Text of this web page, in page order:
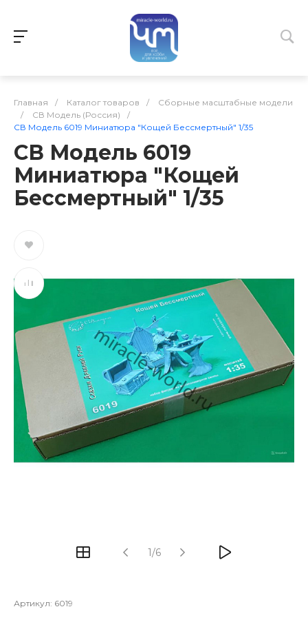
Главная / Каталог товаров /
Сборные масштабные модели
/
СВ Модель (Россия)
/
СВ Модель 6019 Миниатюра "Кощей Бессмертный" 1/35
СВ Модель 6019
Миниатюра "Кощей
Бессмертный" 1/35
1/6
Артикул: 6019